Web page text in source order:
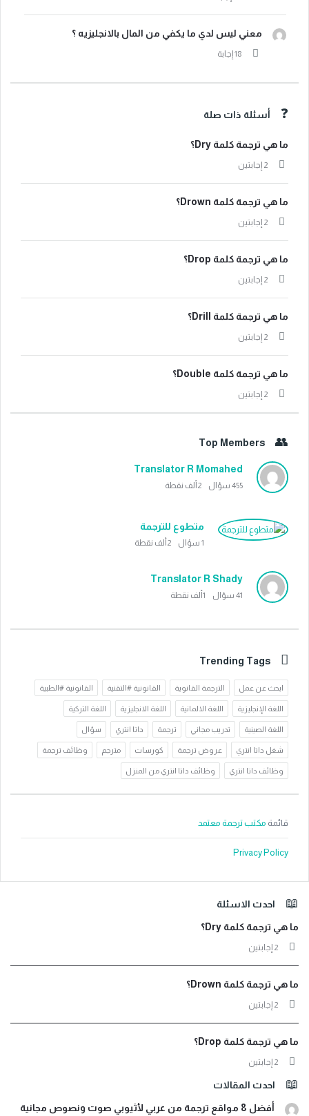
معني ليس لدي ما يكفي من المال بالانجليزيه ؟
أسئلة ذات صلة
ما هي ترجمة كلمة Dry؟
‫2 إجابتين
ما هي ترجمة كلمة Drown؟
‫2 إجابتين
ما هي ترجمة كلمة Drop؟
‫2 إجابتين
ما هي ترجمة كلمة Drill؟
‫2 إجابتين
ما هي ترجمة كلمة Double؟
‫2 إجابتين
Top Members
Translator R Momahed
455 سؤال 2ألف نقطة
متطوع للترجمة
1 سؤال 2ألف نقطة
Translator R Shady
41 سؤال 1ألف نقطة
Trending Tags
ابحث عن عمل الترجمة القانوية القانونية #التقنية القانونية #الطبية
اللغة الإنجليزية اللغة الالمانية اللغة الانجليزية اللغة التركية
اللغة الصينية تدريب مجاني ترجمة داتا انتري سؤال
شغل داتا انتري عروض ترجمة كورسات مترجم وظائف ترجمة
وظائف داتا انتري وظائف داتا انتري من المنزل
قائمةمكتب ترجمة معتمد
Privacy Policy
احدث الاسئلة
ما هي ترجمة كلمة Dry؟
‫2 إجابتين
ما هي ترجمة كلمة Drown؟
‫2 إجابتين
ما هي ترجمة كلمة Drop؟
‫2 إجابتين
احدث المقالات
أفضل 8 مواقع ترجمة من عربي لأثيوبي صوت ونصوص مجانية